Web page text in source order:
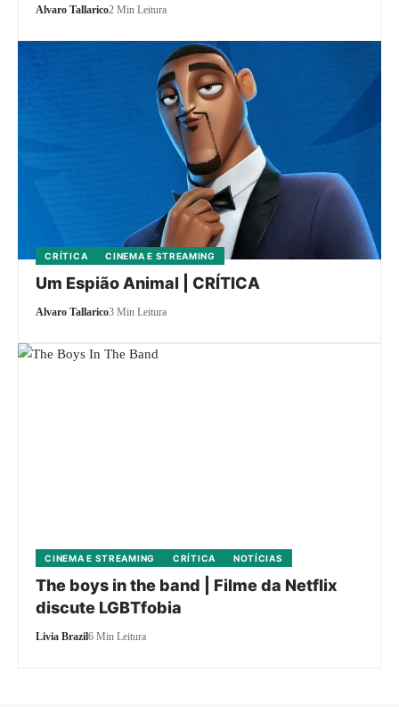
Alvaro Tallarico2 Min Leitura
CRÍTICA CINEMA E STREAMING
Um Espião Animal | CRÍTICA
Alvaro Tallarico3 Min Leitura
CINEMA E STREAMING CRÍTICA NOTÍCIAS
The boys in the band | Filme da Netflix
discute LGBTfobia
Livia Brazil6 Min Leitura